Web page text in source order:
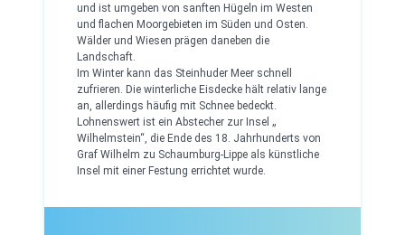
und ist umgeben von sanften Hügeln im Westen
und flachen Moorgebieten im Süden und Osten.
Wälder und Wiesen prägen daneben die
Landschaft.
Im Winter kann das Steinhuder Meer schnell
zufrieren. Die winterliche Eisdecke hält relativ lange
an, allerdings häufig mit Schnee bedeckt.
Lohnenswert ist ein Abstecher zur Insel „
Wilhelmstein“, die Ende des 18. Jahrhunderts von
Graf Wilhelm zu Schaumburg-Lippe als künstliche
Insel mit einer Festung errichtet wurde.